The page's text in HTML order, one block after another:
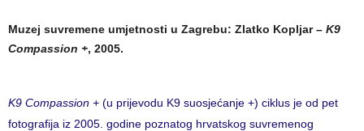
Muzej suvremene umjetnosti u Zagrebu: Zlatko Kopljar – K9
Compassion +, 2005.
K9 Compassion + (u prijevodu K9 suosjećanje +) ciklus je od pet
fotografija iz 2005. godine poznatog hrvatskog suvremenog